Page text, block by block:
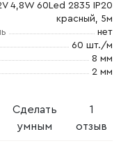
4,8W 60Led 2835 IP20
красный, 5м
нет
60 шт./м
8 мм
2 мм
Сделать
умным
1
отзыв